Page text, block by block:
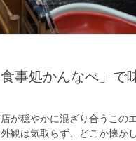
事処かんなべ」で
が穏やかに混ざり合うこの
観は気取らず、どこか懐か